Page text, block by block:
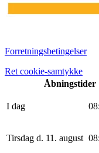
Forretningsbetingelser
Ret cookie-samtykke
Åbningstider
I dag 08:
Tirsdag d. 11. august 08: